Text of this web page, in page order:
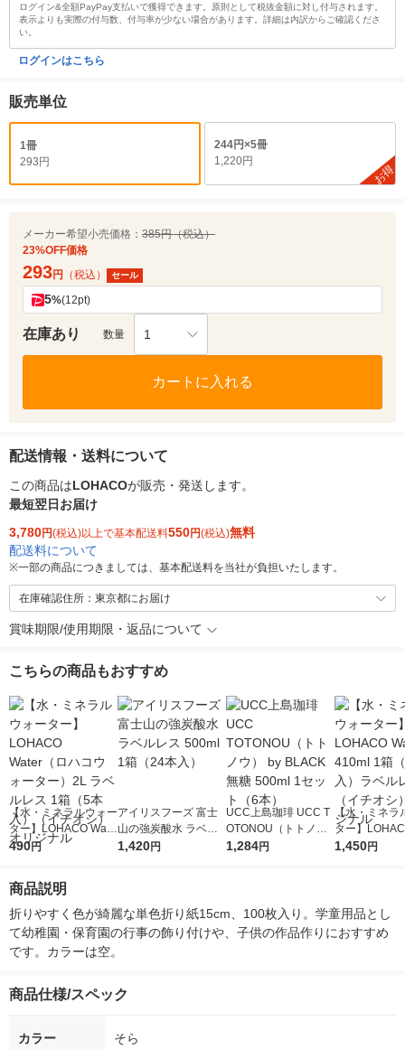
ログイン&全額PayPay支払いで獲得できます。原則として税抜金額に対し付与されます。
表示よりも実際の付与数、付与率が少ない場合があります。詳細は内訳からご確認くださ
い。
ログインはこちら
販売単位
1冊
293円
244円×5冊
1,220円
お得
メーカー希望小売価格： 385円（税込）
23%OFF価格
293円 （税込） セール
5%(12pt)
在庫あり 数量 1
カートに入れる
配送情報・送料について
この商品はLOHACOが販売・発送します。
最短翌日お届け
3,780円(税込)以上で基本配送料550円(税込)無料
配送料について
※一部の商品につきましては、基本配送料を当社が負担いたします。
在庫確認住所：東京都にお届け
賞味期限/使用期限・返品について
こちらの商品もおすすめ
【水・ミネラルウォー
ター】LOHACO Wate
r（ロハコウォータ
シ） オリジナル
490円
アイリスフーズ 富士
山の強炭酸水 ラベル
レス 500ml 1箱（24
1,420円
UCC上島珈琲 UCC T
OTONOU（トトノ
ウ） by BLACK無糖 5
1,284円
【水・ミネラ
ター】
r 410ml 1箱（
1,450円
商品説明
折りやすく色が綺麗な単色折り紙15cm、100枚入り。学童用品とし
て幼稚園・保育園の行事の飾り付けや、子供の作品作りにおすすめ
です。カラーは空。
商品仕様/スペック
カラー そら